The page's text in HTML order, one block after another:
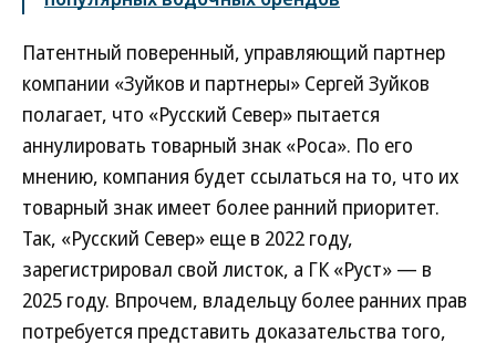
Патентный поверенный, управляющий партнер
компании «Зуйков и партнеры» Сергей Зуйков
полагает, что «Русский Север» пытается
аннулировать товарный знак «Роса». По его
мнению, компания будет ссылаться на то, что их
товарный знак имеет более ранний приоритет.
Так, «Русский Север» еще в 2022 году,
зарегистрировал свой листок, а ГК «Руст» — в
2025 году. Впрочем, владельцу более ранних прав
потребуется представить доказательства того,